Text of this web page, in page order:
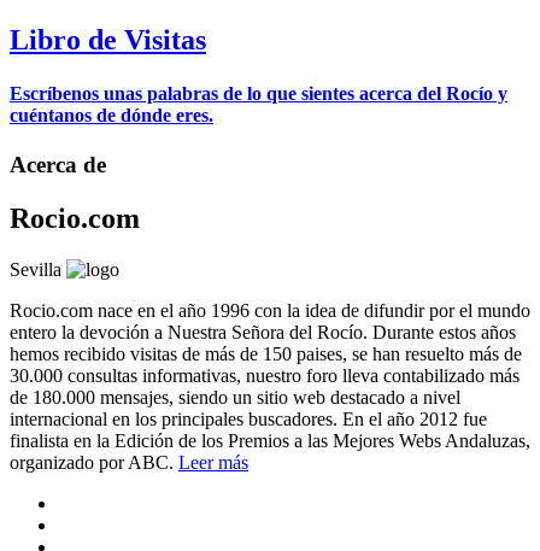
Libro de Visitas
Escríbenos unas palabras de lo que sientes acerca del Rocío y
cuéntanos de dónde eres.
Acerca de
Rocio.com
Sevilla
Rocio.com nace en el año 1996 con la idea de difundir por el mundo
entero la devoción a Nuestra Señora del Rocío. Durante estos años
hemos recibido visitas de más de 150 paises, se han resuelto más de
30.000 consultas informativas, nuestro foro lleva contabilizado más
de 180.000 mensajes, siendo un sitio web destacado a nivel
internacional en los principales buscadores. En el año 2012 fue
finalista en la Edición de los Premios a las Mejores Webs Andaluzas,
organizado por ABC. Leer más